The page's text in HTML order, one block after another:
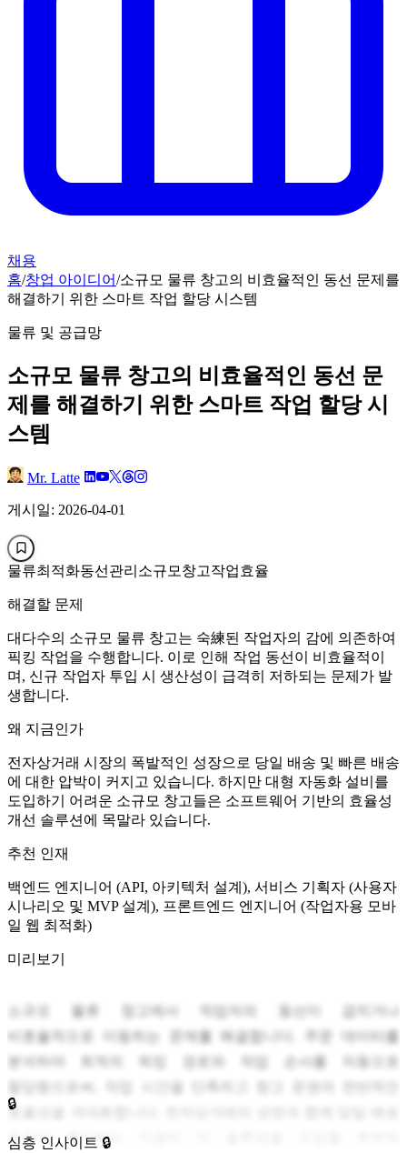
채용
홈/창업 아이디어/소규모 물류 창고의 비효율적인 동선 문제를
해결하기 위한 스마트 작업 할당 시스템
물류 및 공급망
소규모 물류 창고의 비효율적인 동선 문
제를 해결하기 위한 스마트 작업 할당 시
스템
Mr. Latte
게시일: 2026-04-01
물류최적화동선관리 소규모창고작업효율
해결할 문제
대다수의 소규모 물류 창고는 숙練된 작업자의 감에 의존하여
픽킹 작업을 수행합니다. 이로 인해 작업 동선이 비효율적이
며, 신규 작업자 투입 시 생산성이 급격히 저하되는 문제가 발
생합니다.
왜 지금인가
전자상거래 시장의 폭발적인 성장으로 당일 배송 및 빠른 배송
에 대한 압박이 커지고 있습니다. 하지만 대형 자동화 설비를
도입하기 어려운 소규모 창고들은 소프트웨어 기반의 효율성
개선 솔루션에 목말라 있습니다.
추천 인재
백엔드 엔지니어 (API, 아키텍처 설계), 서비스 기획자 (사용자
시나리오 및 MVP 설계), 프론트엔드 엔지니어 (작업자용 모바
일 웹 최적화)
미리보기
소규모 물류 창고에서 작업자의 동선이 겹치거나
비효율적으로 이동하는 문제를 해결합니다. 주문 데이터를
분석하여 최적의 픽킹 경로와 작업 순서를 자동으로
효율성을 극대화합니다. 전자상거래의 성장과 함께 당일 배송
요구가 증가하는 지금이 이 솔루션을 도입할 최적의
🔒
심층 인사이트 🔒